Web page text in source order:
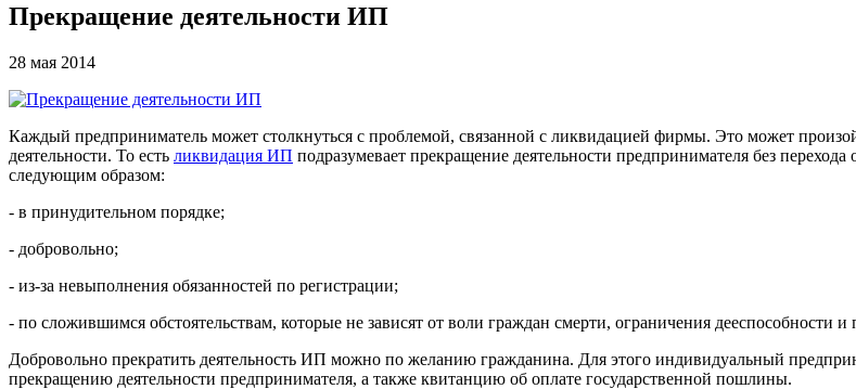
Прекращение деятельности ИП
28 мая 2014
Каждый предприниматель может столкнуться с проблемой, связанной с ликвидацией фирмы. Это может
деятельности. То есть ликвидация ИП подразумевает прекращение деятельности предпринимателя без
следующим образом:
- в принудительном порядке;
- добровольно;
- из-за невыполнения обязанностей по регистрации;
- по сложившимся обстоятельствам, которые не зависят от воли граждан смерти, ограничения дееспособности
Добровольно прекратить деятельность ИП можно по желанию гражданина. Для этого индивидуальный
прекращению деятельности предпринимателя, а также квитанцию об оплате государственной пошлины.